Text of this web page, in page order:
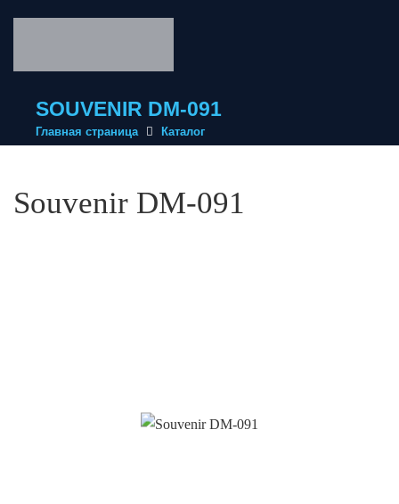
SOUVENIR DM-091
Главная страница Каталог
Souvenir DM-091